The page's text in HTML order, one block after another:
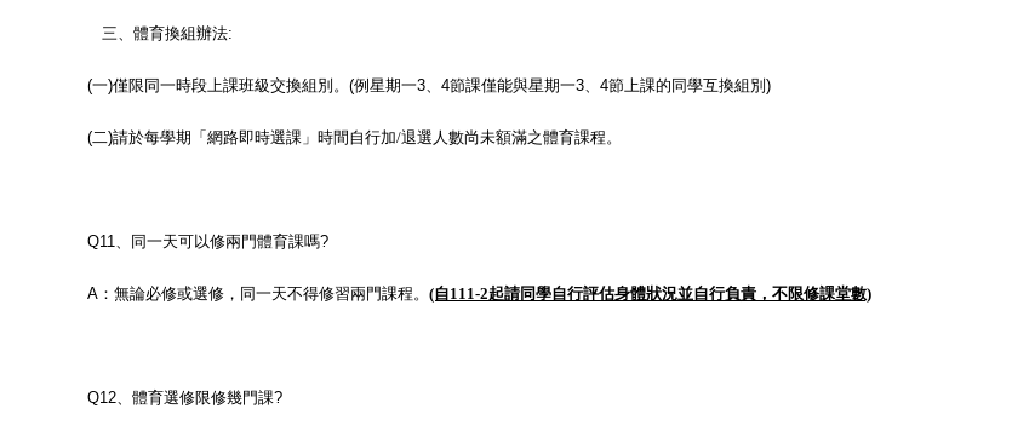
三、體育換組辦法:
(一)僅限同一時段上課班級交換組別。 (例星期一3、 4節課僅能與星期一3、 4節上課的同學互換組別 )
(二)請於每學期 「網路即時選課」 時間自行加/退選人數尚未額滿之體育課程。
Q11、同一天可以修兩門體育課嗎?
A ：無論必修或選修，同一天不得修習兩門課程。 (自111-2起請同學自行評估身體狀況並自行負責，不限修課堂數)
Q12、體育選修限修幾門課?